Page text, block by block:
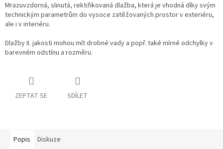
Mrazuvzdorná, slinutá, rektifikovaná dlažba, která je vhodná díky svým
technickým parametrům do vysoce zatěžovaných prostor v exteriéru,
ale i v interiéru.
Dlažby II. jakosti mohou mít drobné vady a popř. také mírné odchylky v
barevném odstínu a rozměru.
ZEPTAT SE SDÍLET
Popis Diskuze